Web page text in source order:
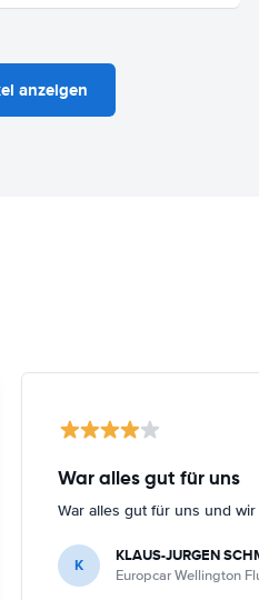
anzeigen
War alles gut für uns
War alles gut für uns und
K KLAUS-JURGEN
Europcar Wellington